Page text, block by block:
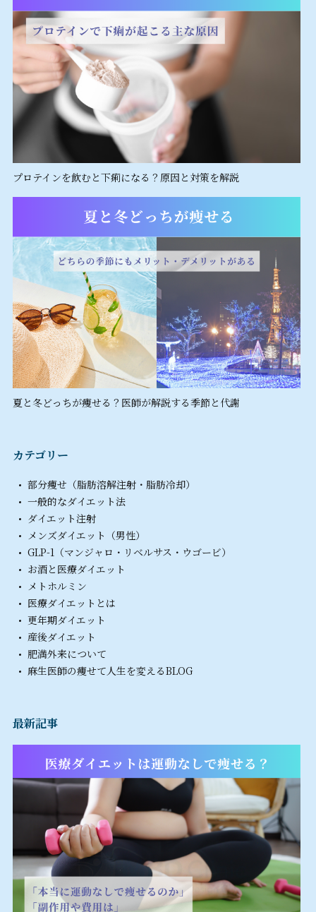
プロテインを飲むと下痢になる？原因と対策を解説
夏と冬どっちが痩せる？医師が解説する季節と代謝
カテゴリー
部分痩せ（脂肪溶解注射・脂肪冷却）
一般的なダイエット法
ダイエット注射
メンズダイエット（男性）
GLP-1（マンジャロ・リベルサス・ウゴービ）
お酒と医療ダイエット
メトホルミン
医療ダイエットとは
更年期ダイエット
産後ダイエット
肥満外来について
麻生医師の痩せて人生を変えるBLOG
最新記事